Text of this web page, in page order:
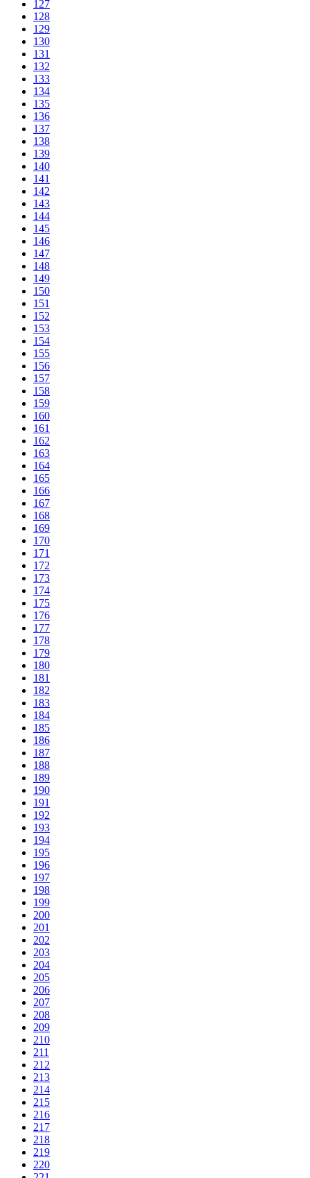
127
128
129
130
131
132
133
134
135
136
137
138
139
140
141
142
143
144
145
146
147
148
149
150
151
152
153
154
155
156
157
158
159
160
161
162
163
164
165
166
167
168
169
170
171
172
173
174
175
176
177
178
179
180
181
182
183
184
185
186
187
188
189
190
191
192
193
194
195
196
197
198
199
200
201
202
203
204
205
206
207
208
209
210
211
212
213
214
215
216
217
218
219
220